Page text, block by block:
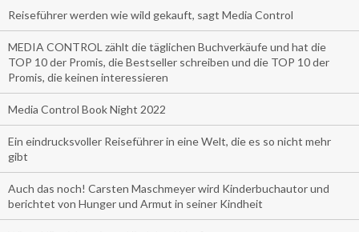
Reiseführer werden wie wild gekauft, sagt Media Control
MEDIA CONTROL zählt die täglichen Buchverkäufe und hat die
TOP 10 der Promis, die Bestseller schreiben und die TOP 10 der
Promis, die keinen interessieren
Media Control Book Night 2022
Ein eindrucksvoller Reiseführer in eine Welt, die es so nicht mehr
gibt
Auch das noch! Carsten Maschmeyer wird Kinderbuchautor und
berichtet von Hunger und Armut in seiner Kindheit